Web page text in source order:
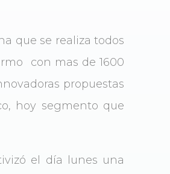
que se realiza todos
con mas de 1600
propuestas
hoy segmento que
el día lunes una